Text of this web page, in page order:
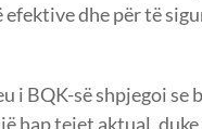
dhe për të
i BQK-së shpjegoi
hap tejet aktual,